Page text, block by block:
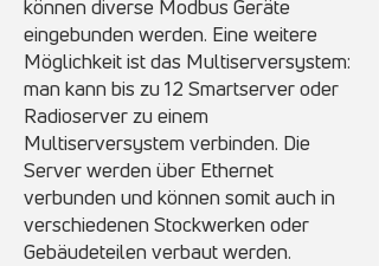
können diverse Modbus Geräte
eingebunden werden. Eine weitere
Möglichkeit ist das Multiserversystem:
man kann bis zu 12 Smartserver oder
Radioserver zu einem
Multiserversystem verbinden. Die
Server werden über Ethernet
verbunden und können somit auch in
verschiedenen Stockwerken oder
Gebäudeteilen verbaut werden.